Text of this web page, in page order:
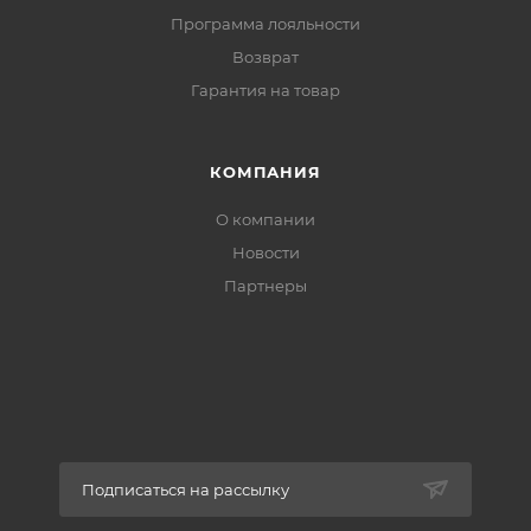
Программа лояльности
Возврат
Гарантия на товар
КОМПАНИЯ
О компании
Новости
Партнеры
Подписаться на рассылку